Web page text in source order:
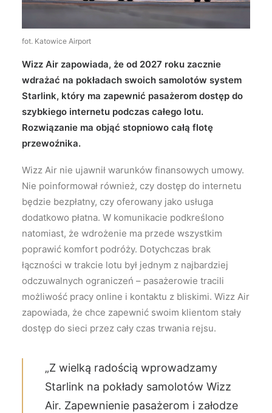
fot. Katowice Airport
Wizz Air zapowiada, że od 2027 roku zacznie
wdrażać na pokładach swoich samolotów system
Starlink, który ma zapewnić pasażerom dostęp do
szybkiego internetu podczas całego lotu.
Rozwiązanie ma objąć stopniowo całą flotę
przewoźnika.
Wizz Air nie ujawnił warunków finansowych umowy.
Nie poinformował również, czy dostęp do internetu
będzie bezpłatny, czy oferowany jako usługa
dodatkowo płatna. W komunikacie podkreślono
natomiast, że wdrożenie ma przede wszystkim
poprawić komfort podróży. Dotychczas brak
łączności w trakcie lotu był jednym z najbardziej
odczuwalnych ograniczeń – pasażerowie tracili
możliwość pracy online i kontaktu z bliskimi. Wizz Air
zapowiada, że chce zapewnić swoim klientom stały
dostęp do sieci przez cały czas trwania rejsu.
„Z wielką radością wprowadzamy
Starlink na pokłady samolotów Wizz
Air. Zapewnienie pasażerom i załodze